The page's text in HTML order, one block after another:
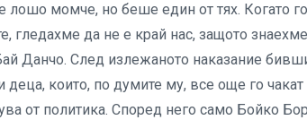
лошо момче, но беше един от тях. Когато
гледахме да не е край нас, защото
Данчо. След излежаното наказание
деца, които, по думите му, все още го
от политика. Според него само Бойко